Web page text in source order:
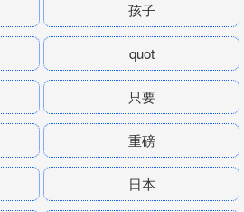
孩子
quot
只要
重磅
日本